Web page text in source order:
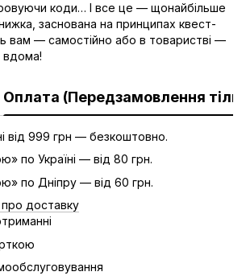
коди… І все це — щонайбільше
заснована на принципах квест-
вам — самостійно або в товаристві —
вдома!
Оплата (Передзамовлення
від 999 грн — безкоштовно.
по Україні — від 80 грн.
по Дніпру — від 60 грн.
про доставку